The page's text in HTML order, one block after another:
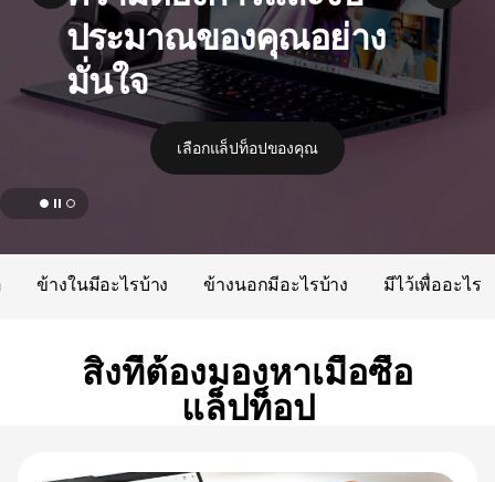
u
d
ประมาณของคุณอย่าง
มั่นใจ
เลือกแล็ปท็อปของคุณ
page hero 1/2 ทำความเข้าใจเกี่ยวกับโปรเซสเซอร์, RAM, พื้
ข้างในมีอะไรบ้าง ข้างนอกมีอะไรบ้าง มีไว้เพื่ออะไร
สิ่งที่ต้องมองหาเมื่อซื้อ
แล็ปท็อป